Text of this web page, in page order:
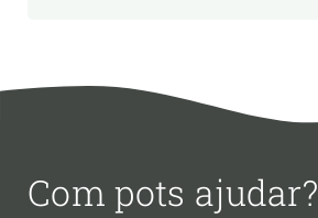
Com pots ajudar?